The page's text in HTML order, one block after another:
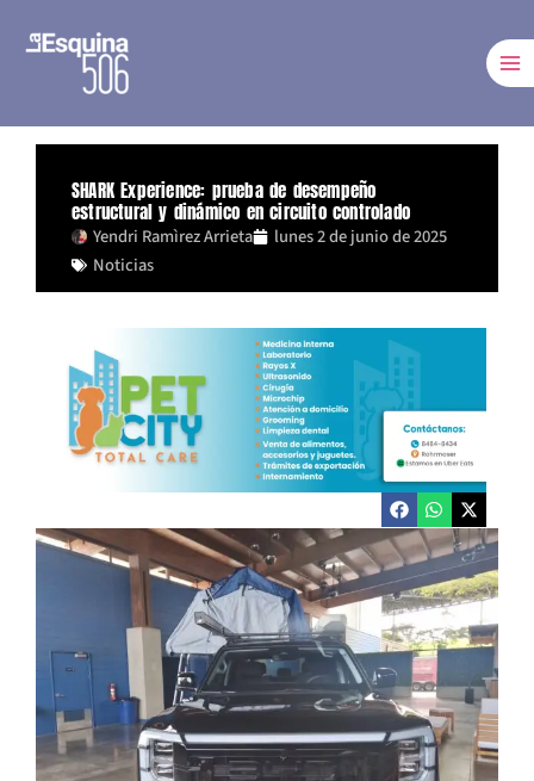
SHARK Experience: prueba de desempeño
estructural y dinámico en circuito controlado
Yendri Ramìrez Arrieta
lunes 2 de junio de 2025
Noticias